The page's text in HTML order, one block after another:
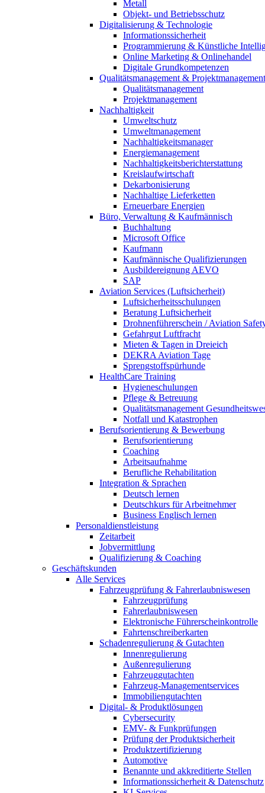
Metall
Objekt- und Betriebsschutz
Digitalisierung & Technologie
Informationssicherheit
Programmierung & Künstliche
Online Marketing & Onlinehandel
Digitale Grundkompetenzen
Qualitätsmanagement & Projektmanagement
Qualitätsmanagement
Projektmanagement
Nachhaltigkeit
Umweltschutz
Umweltmanagement
Nachhaltigkeitsmanager
Energiemanagement
Nachhaltigkeitsberichterstattung
Kreislaufwirtschaft
Dekarbonisierung
Nachhaltige Lieferketten
Erneuerbare Energien
Büro, Verwaltung & Kaufmännisch
Buchhaltung
Microsoft Office
Kaufmann
Kaufmännische Qualifizierungen
Ausbildereignung AEVO
SAP
Aviation Services (Luftsicherheit)
Luftsicherheitsschulungen
Beratung Luftsicherheit
Drohnenführerschein / Aviation
Gefahrgut Luftfracht
Mieten & Tagen in Dreieich
DEKRA Aviation Tage
Sprengstoffspürhunde
HealthCare Training
Hygieneschulungen
Pflege & Betreuung
Qualitätsmanagement
Notfall und Katastrophen
Berufsorientierung & Bewerbung
Berufsorientierung
Coaching
Arbeitsaufnahme
Berufliche Rehabilitation
Integration & Sprachen
Deutsch lernen
Deutschkurs für Arbeitnehmer
Business Englisch lernen
Personaldienstleistung
Zeitarbeit
Jobvermittlung
Qualifizierung & Coaching
Geschäftskunden
Alle Services
Fahrzeugprüfung & Fahrerlaubniswesen
Fahrzeugprüfung
Fahrerlaubniswesen
Elektronische Führerscheinkontrolle
Fahrtenschreiberkarten
Schadenregulierung & Gutachten
Innenregulierung
Außenregulierung
Fahrzeuggutachten
Fahrzeug-Managementservices
Immobiliengutachten
Digital- & Produktlösungen
Cybersecurity
EMV- & Funkprüfungen
Prüfung der Produktsicherheit
Produktzertifizierung
Automotive
Benannte und akkreditierte Stellen
Informationssicherheit & Datenschutz